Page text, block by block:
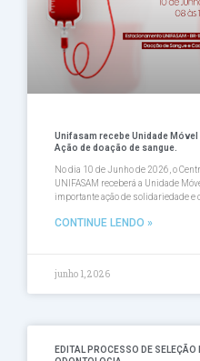
Unifasam recebe Unidade
Ação de doação de sangue.
No dia 10 de Junho de 2026, o
UNIFASAM receberá a Unidade
importante ação de solidariedade e
CONTINUE LENDO »
junho 1, 2026
EDITAL PROCESSO DE